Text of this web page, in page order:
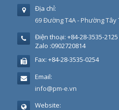
Địa chỉ:
69 Đường T4A - Phường Tây
Điện thoại: +84-28-3535-
Zalo :0902720814
Fax: +84-28-3535-0254
Email:
info@pm-e.vn
Website: